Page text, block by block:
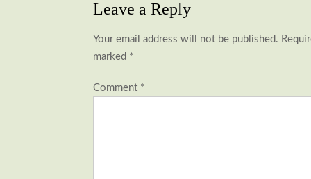
Leave a Reply
Your email address will not be published.
marked *
Comment *